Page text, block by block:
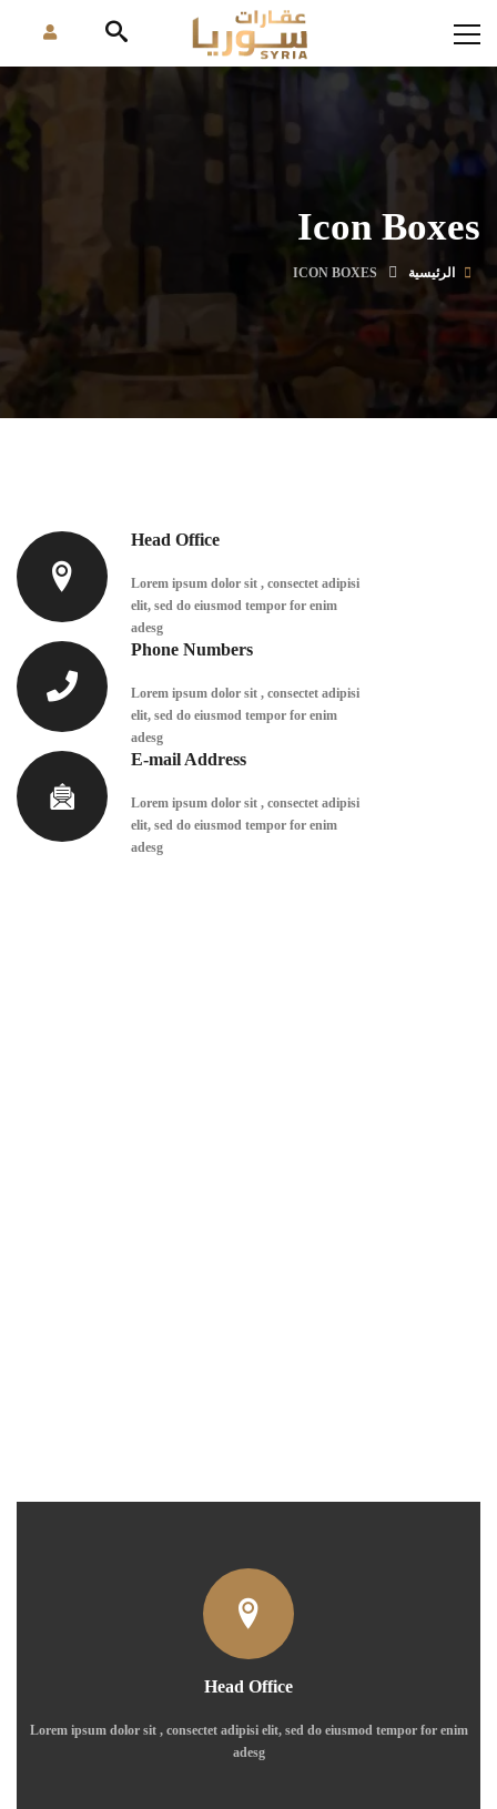
Icon Boxes
الرئيسية ICON BOXES
Head Office
Lorem ipsum dolor sit , consectet adipisi
elit, sed do eiusmod tempor for enim
adesg
Phone Numbers
Lorem ipsum dolor sit , consectet adipisi
elit, sed do eiusmod tempor for enim
adesg
E-mail Address
Lorem ipsum dolor sit , consectet adipisi
elit, sed do eiusmod tempor for enim
adesg
Head Office
Lorem ipsum dolor sit , consectet adipisi elit, sed do eiusmod tempor for enim
adesg